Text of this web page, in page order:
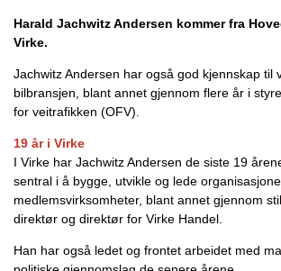
Harald Jachwitz Andersen kommer fra
Virke.
Jachwitz Andersen har også god kjennskap til
bilbransjen, blant annet gjennom flere år i
for veitrafikken (OFV).
19 år i Virke
I Virke har Jachwitz Andersen de siste 19
sentral i å bygge, utvikle og lede
medlemsvirksomheter, blant annet gjennom
direktør og direktør for Virke Handel.
Han har også ledet og frontet arbeidet med